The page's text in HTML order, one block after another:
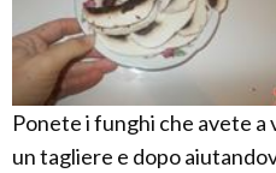
Ponete i funghi che avete a
un tagliere e dopo